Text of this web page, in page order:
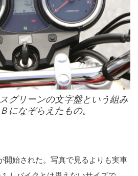
グリーンの文字盤という組み
になぞらえたもの。
始された。写真で見るよりも実車